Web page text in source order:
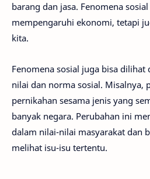
barang dan jasa. Fenomena
mempengaruhi ekonomi, tetapi
kita.
Fenomena sosial juga bisa dilihat
nilai dan norma sosial. Misalnya,
pernikahan sesama jenis yang
banyak negara. Perubahan ini
dalam nilai-nilai masyarakat dan
melihat isu-isu tertentu.